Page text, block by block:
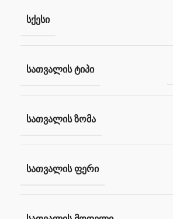
ᲡᲥᲔᲡᲘ
ᲡᲐᲗᲕᲐᲚᲘᲡ ᲢᲘᲞᲘ
ᲡᲐᲗᲕᲐᲚᲘᲡ ᲖᲝᲛᲐ
ᲡᲐᲗᲕᲐᲚᲘᲡ ᲤᲔᲠᲘ